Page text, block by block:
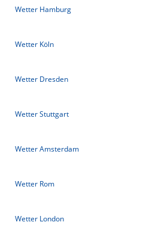
Wetter Hamburg
Wetter Köln
Wetter Dresden
Wetter Stuttgart
Wetter Amsterdam
Wetter Rom
Wetter London